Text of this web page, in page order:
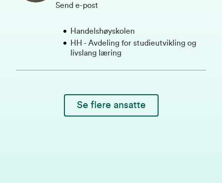
Send e-post
Handelshøyskolen
HH - Avdeling for studieutvikling og
livslang læring
Se flere ansatte